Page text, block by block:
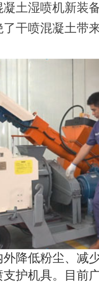
土湿喷机新装
干喷混凝土带
降低粉尘、减
护机具。目前